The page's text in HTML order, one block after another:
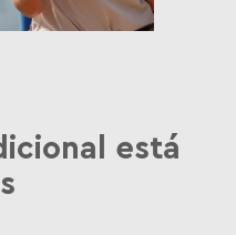
está